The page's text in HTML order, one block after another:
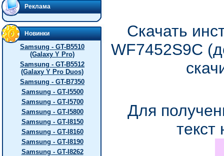
Реклама
Новинки
Samsung - GT-B5510
(Galaxy Y Pro)
Samsung - GT-B5512
(Galaxy Y Pro Duos)
Samsung - GT-B7350
Samsung - GT-I5500
Samsung - GT-I5700
Samsung - GT-I5800
Samsung - GT-I8150
Samsung - GT-I8160
Samsung - GT-I8190
Samsung - GT-I8262
Скачать
WF7452S9C
Для
текст